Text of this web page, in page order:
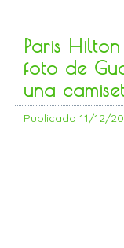
Paris
foto de
una
Publicado 11/12/